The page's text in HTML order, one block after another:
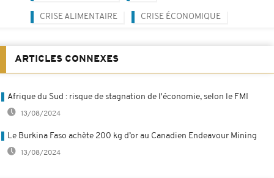
CRISE ALIMENTAIRE CRISE ÉCONOMIQUE
ARTICLES CONNEXES
Afrique du Sud : risque de stagnation de l'économie, selon le FMI
13/08/2024
Le Burkina Faso achète 200 kg d’or au Canadien Endeavour Mining
13/08/2024